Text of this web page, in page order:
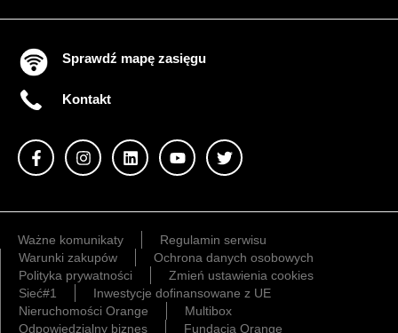
Sprawdź mapę zasięgu
Kontakt
Ważne komunikaty
Regulamin serwisu
Warunki zakupów
Ochrona danych osobowych
Polityka prywatności
Zmień ustawienia cookies
Sieć#1
Inwestycje dofinansowane z UE
Nieruchomości Orange
Multibox
Odpowiedzialny biznes
Fundacja Orange